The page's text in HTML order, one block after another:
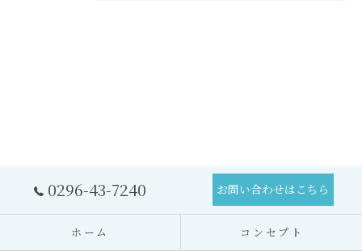
0296-43-7240 お問い合わせはこちら
ホーム コンセプト